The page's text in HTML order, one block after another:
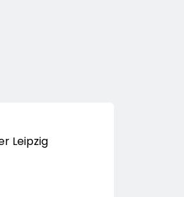
Leipzig